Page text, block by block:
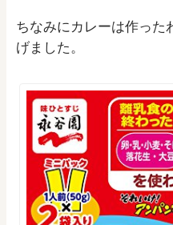
ちなみにカレーは作った
げました。